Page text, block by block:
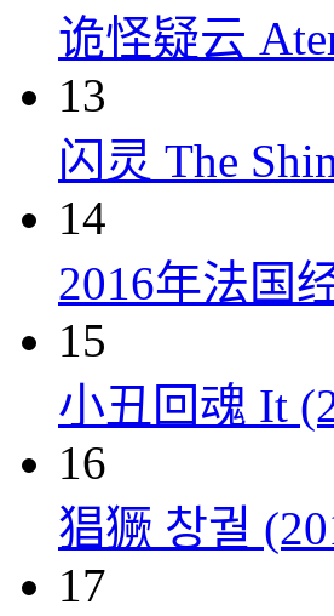
诡怪疑云
13
闪灵 The
14
2016年法国
15
小丑回魂 It
16
猖獗 창궐
17